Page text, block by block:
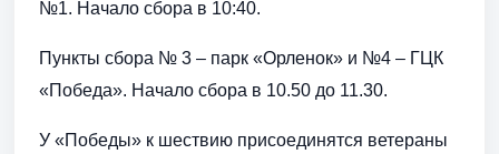
№1. Начало сбора в 10:40.
Пункты сбора № 3 – парк «Орленок» и №4 – ГЦК
«Победа». Начало сбора в 10.50 до 11.30.
У «Победы» к шествию присоединятся ветераны